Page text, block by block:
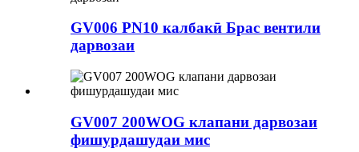
GV006 PN10 калбакӣ Брас вентили
дарвозаи
GV007 200WOG клапани дарвозаи
фишурдашудаи мис